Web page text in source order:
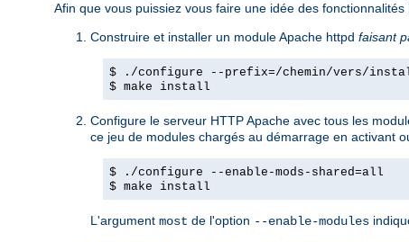
Afin que vous puissiez vous faire une idée des
Construire et installer un module Apache httpd faisant
$ ./configure --prefix=/chemin/vers/
$ make install
Configure le serveur HTTP Apache avec tous les
ce jeu de modules chargés au démarrage en activant
$ ./configure --enable-mods-shared=all
$ make install
L'argument most de l'option --enable-modules